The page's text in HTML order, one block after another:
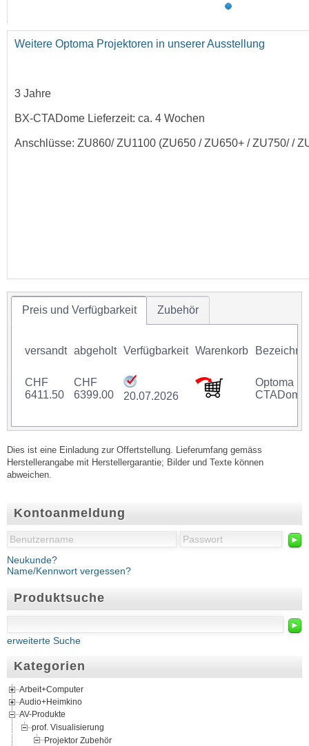
Kontoanmeldung
►
Neukunde?
Name/Kennwort vergessen?
Produktsuche
►
erweiterte Suche
Kategorien
Arbeit+Computer
Audio+Heimkino
AV-Produkte
prof. Visualisierung
Projektor Zubehör
Weitere Optoma Projektoren in unserer Ausstellung
3 Jahre
BX-CTADome Lieferzeit: ca. 4 Wochen
Anschlüsse: ZU860/ ZU1100 (ZU650 / ZU650+ / ZU750/ /
Preis und Verfügbarkeit Zubehör
versandt abgeholt Verfügbarkeit Warenkorb
CHF
6411.50
CHF
6399.00
20.07.2026
Optoma
CTADome
Dies ist eine Einladung zur Offertstellung. Lieferumfang gemäss
Herstellerangabe mit Herstellergarantie; Bilder und Texte können
abweichen.